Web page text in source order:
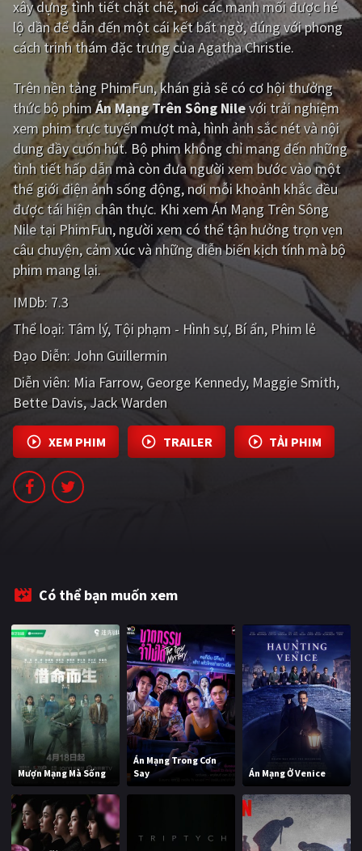
Giật gân Gia đình
Bí ẩn Lịch sử
Viễn Tây Tiểu sử
GameShow DramaTV
QUỐC GIA
Âu - Mỹ Trung Quốc - Hồng Kông
Hàn Quốc Nhật Bản
Ấn Độ Việt Nam
Tổng hợp
CẬP NHẬT
PHIM MỚI
PHIM BỘ
PHIM LẺ
PHIM CHIẾU RẠP
TUYỂN TẬP PHIM
xây dựng tình tiết chặt chẽ, nơi các manh mối được hé
lộ dần để dẫn đến một cái kết bất ngờ, đúng với phong
cách trinh thám đặc trưng của Agatha Christie.
Trên nền tảng PhimFun, khán giả sẽ có cơ hội thưởng
thức bộ phimÁn Mạng Trên Sông Nilevới trải nghiệm
xem phim trực tuyến mượt mà, hình ảnh sắc nét và nội
dung đầy cuốn hút. Bộ phim không chỉ mang đến những
tình tiết hấp dẫn mà còn đưa người xem bước vào một
thế giới điện ảnh sống động, nơi mỗi khoảnh khắc đều
được tái hiện chân thực. Khi xem Án Mạng Trên Sông
Nile tại PhimFun, người xem có thể tận hưởng trọn vẹn
câu chuyện, cảm xúc và những diễn biến kịch tính mà bộ
phim mang lại.
IMDb: 7.3
Thể loại: Tâm lý Tội phạm - Hình sự Bí ẩn Phim lẻ
Đạo Diễn: John Guillermin
Diễn viên: Mia Farrow George Kennedy Maggie Smith
Bette Davis Jack Warden
XEM PHIM TRAILER TẢI PHIM
Có thể bạn muốn xem
Mượn Mạng Mà Sống
Án Mạng Trong Cơn
Say
Án Mạng Ở Venice